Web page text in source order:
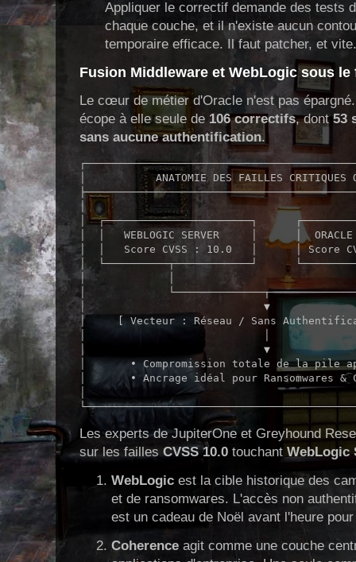
Appliquer le correctif demande des tests
chaque couche, et il n'existe aucun
temporaire efficace. Il faut patcher, et
Fusion Middleware et WebLogic sous
Le cœur de métier d'Oracle n'est pas
écope à elle seule de 106 correctifs, dont53
sans aucune authentification.
│           ANATOMIE DES FAILLES
│
│  ┌───────────────────────┐
│  │   WEBLOGIC SERVER     │      │  ORACLE
│  │   Score CVSS : 10.0   │      │ Score
│  └──────────┬────────────┘
│             │
│
│                            ▼
│     [ Vecteur : Réseau / Sans
│                            │
│                            ▼
│       • Compromission totale de la pile
│       • Ancrage idéal pour Ransomwares &
│
Les experts de JupiterOne et Greyhound
sur les failles CVSS 10.0 touchant WebLogic
WebLogic est la cible historique des
et de ransomwares. L'accès non
est un cadeau de Noël avant l'heure
Coherence agit comme une couche